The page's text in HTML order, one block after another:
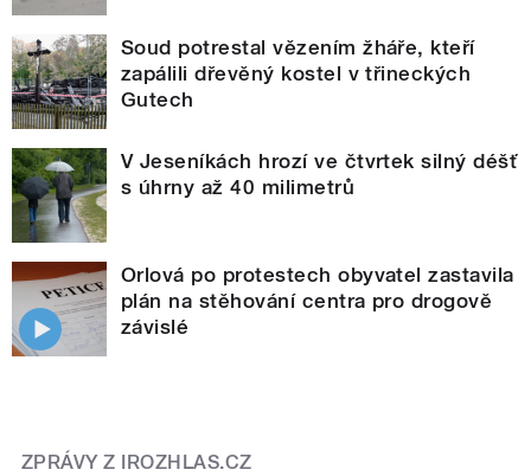
Soud potrestal vězením žháře, kteří
zapálili dřevěný kostel v třineckých
Gutech
V Jeseníkách hrozí ve čtvrtek silný déšť
s úhrny až 40 milimetrů
Orlová po protestech obyvatel zastavila
plán na stěhování centra pro drogově
závislé
ZPRÁVY Z IROZHLAS.CZ